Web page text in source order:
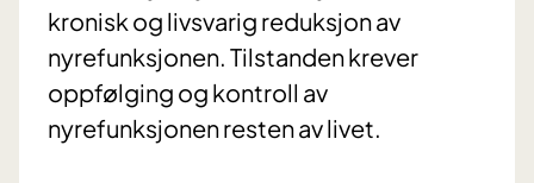
kronisk og livsvarig reduksjon av
nyrefunksjonen. Tilstanden krever
oppfølging og kontroll av
nyrefunksjonen resten av livet.